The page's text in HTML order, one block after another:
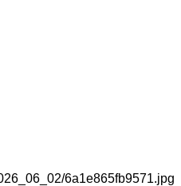
2026_06_02/6a1e865fb9571.jpg